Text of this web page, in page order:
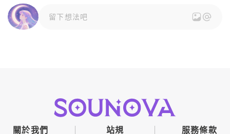
留下想法吧
關於我們 站規 服務條款